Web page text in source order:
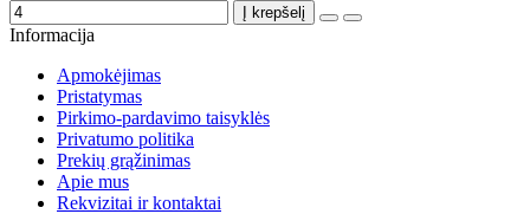
Į krepšelį
Informacija
Apmokėjimas
Pristatymas
Pirkimo-pardavimo taisyklės
Privatumo politika
Prekių grąžinimas
Apie mus
Rekvizitai ir kontaktai